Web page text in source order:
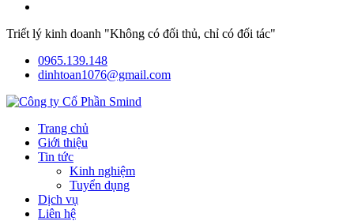
Triết lý kinh doanh "Không có đối thủ, chỉ có đối tác"
0965.139.148
dinhtoan1076@gmail.com
Trang chủ
Giới thiệu
Tin tức
Kinh nghiệm
Tuyển dụng
Dịch vụ
Liên hệ